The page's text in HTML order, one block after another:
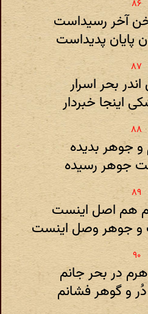
آخر رسیداست
پایان پدیداست
بحر اسرار
اینجا خبردار
جوهر بدیده
جوهر رسیده
هم اصل اینست
جوهر وصل اینست
در بحر جانم
و گوهر فشانم